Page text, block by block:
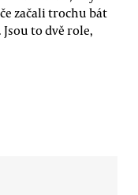
začali trochu bát
to dvě role,